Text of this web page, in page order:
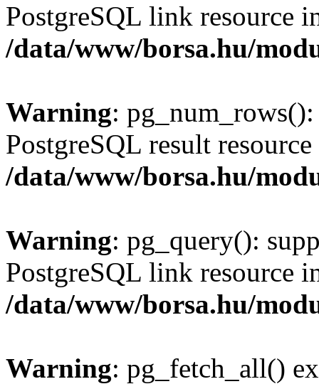
PostgreSQL link resource
/data/www/borsa.hu/
Warning:
PostgreSQL result
/data/www/borsa.hu/
Warning: pg_query():
PostgreSQL link resource
/data/www/borsa.hu/
Warning: pg_fetch_all()